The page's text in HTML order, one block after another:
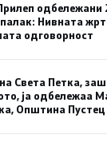
одбележани
Нивната
одговорност
Света Петка,
ја одбележаа
Општина Пустец